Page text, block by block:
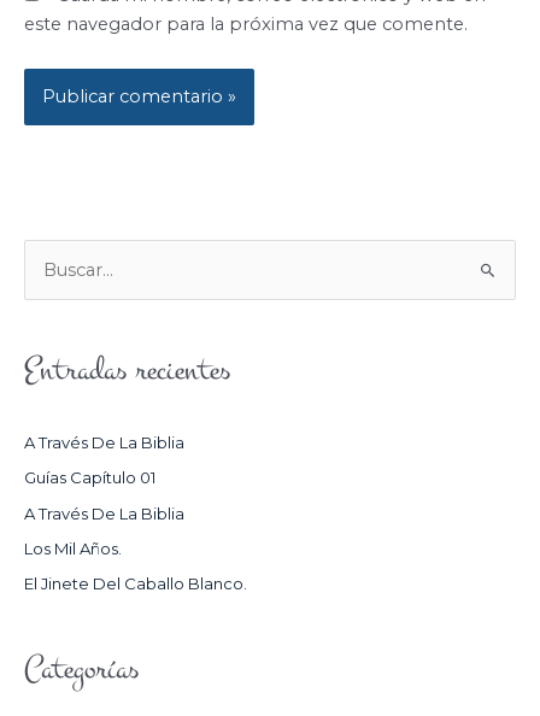
este navegador para la próxima vez que comente.
U
C
R
:
Entradas recientes
A Través De La Biblia
Guías Capítulo 01
A Través De La Biblia
Los Mil Años.
El Jinete Del Caballo Blanco.
Categorías